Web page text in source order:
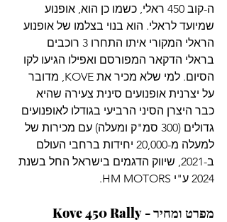
ה-קוב 450 ראלי, כשמו כן הוא, אופנוע
שמיועד לראלי. הוא בנוי בצלמו של אופנוע
הראלי המקורי איתו התחרו 3 רוכבים
בראלי הדקאר המפורסם ואפילו הגיעו לקו
הסיום. למי שלא מכיר את KOVE, מדובר
על יצרנית אופנועים סינית צעירה שהיא
כבר היצרן הסיני הרביעי בגודלו לאופנועים
גדולים (300 סמ"ק ומעלה) עם מכירות של
למעלה מ-20,000 יחידות ברחבי העולם
ב-2021, שיווק הדגמים בישראל החל בשנת
2024 ע"י HM MOTORS.
מפרט ומחיר - Kove 450 Rally